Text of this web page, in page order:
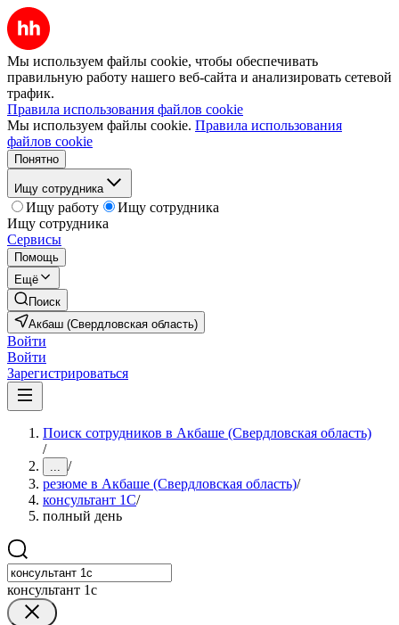
Мы используем файлы cookie, чтобы обеспечивать
правильную работу нашего веб-сайта и анализировать сетевой
трафик.
Правила использования файлов cookie
Мы используем файлы cookie. Правила использования
файлов cookie
Понятно
Ищу сотрудника
Ищу работу
Ищу сотрудника
Ищу сотрудника
Сервисы
Помощь
Ещё
Поиск
Акбаш (Свердловская область)
Войти
Войти
Зарегистрироваться
Поиск сотрудников в Акбаше (Свердловская область)
/
... /
резюме в Акбаше (Свердловская область)/
консультант 1С/
полный день
консультант 1с